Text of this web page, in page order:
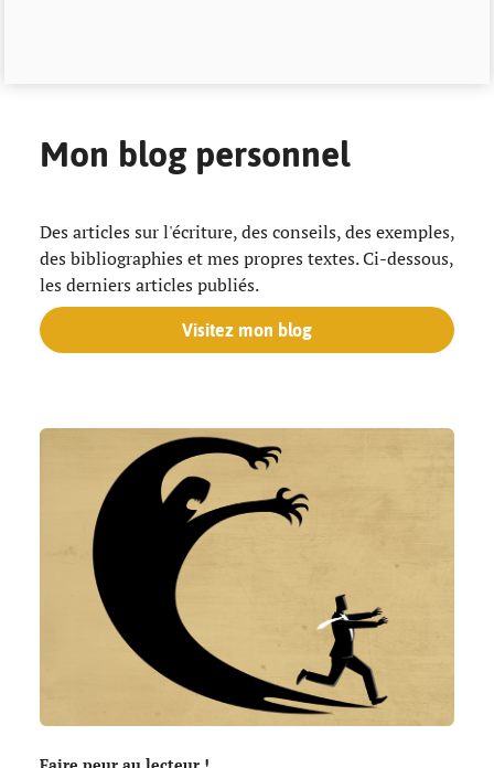
Mon blog personnel
Des articles sur l'écriture, des conseils, des exemples,
des bibliographies et mes propres textes. Ci-dessous,
les derniers articles publiés.
Visitez mon blog